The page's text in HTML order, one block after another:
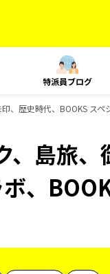
特派員ブログ
、歴史時代、BOOKS ス
島旅、
、